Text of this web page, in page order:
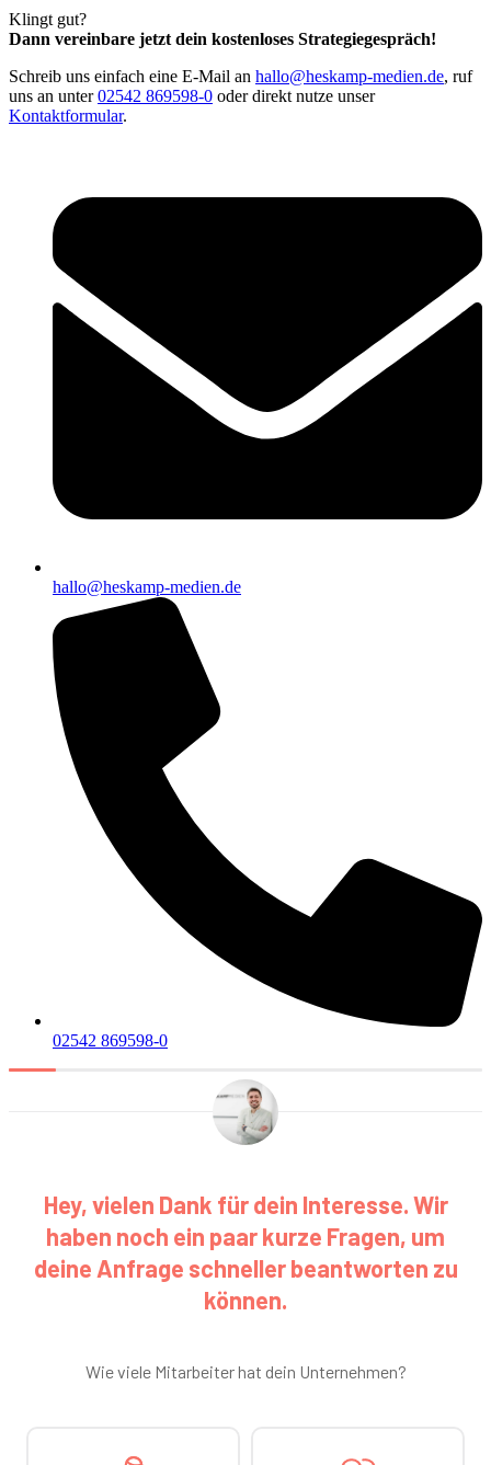
Klingt gut?
Dann vereinbare jetzt dein kostenloses Strategiegespräch!
Schreib uns einfach eine E-Mail an hallo@heskamp-medien.de, ruf
uns an unter02542 869598-0 oder direkt nutze unser
Kontaktformular.
hallo@heskamp-medien.de
02542 869598-0